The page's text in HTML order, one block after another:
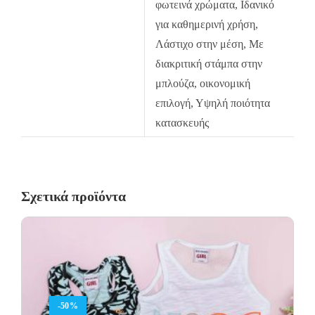
χωρίς καμία οικονομική επιβάρυνση του πελάτη.
φωτεινά χρώματα, Ιδανικό
για καθημερινή χρήση,
Λάστιχο στην μέση, Με
διακριτική στάμπα στην
μπλούζα, οικονομική
επιλογή, Υψηλή ποιότητα
κατασκευής
Σχετικά προϊόντα
-50%